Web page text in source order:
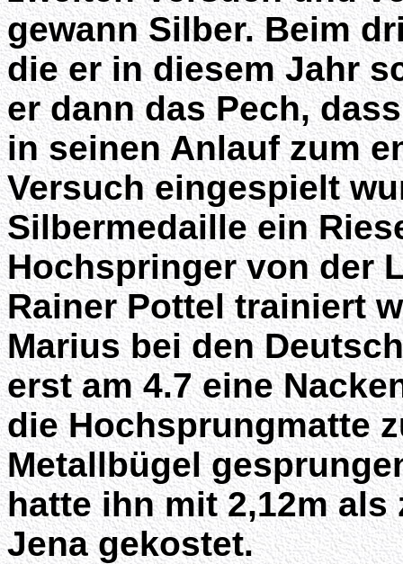
gewann Silber. Beim
die er in diesem Jahr
er dann das Pech,
in seinen Anlauf zum
Versuch eingespielt
Silbermedaille ein
Hochspringer von der
Rainer Pottel trainiert
Marius bei den
erst am 4.7 eine
die Hochsprungmatte
Metallbügel
hatte ihn mit 2,12m
Jena gekostet.